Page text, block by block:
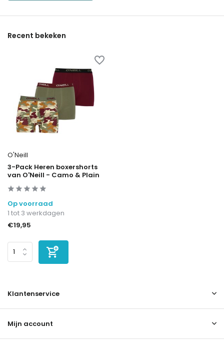
Recent bekeken
O'Neill
3-Pack Heren boxershorts
van O'Neill - Camo & Plain
Op voorraad
1 tot 3 werkdagen
€19,95
Klantenservice
Mijn account